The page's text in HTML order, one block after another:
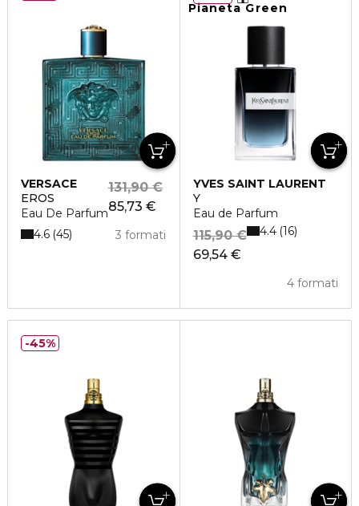
VERSACE
EROS
Eau De Parfum85,73 €
131,90 €
3 formati
4.6 45
Pianeta Green
YVES SAINT LAURENT
Y
Eau de Parfum
69,54 €
115,90 €
4 formati
4.4 16
45%